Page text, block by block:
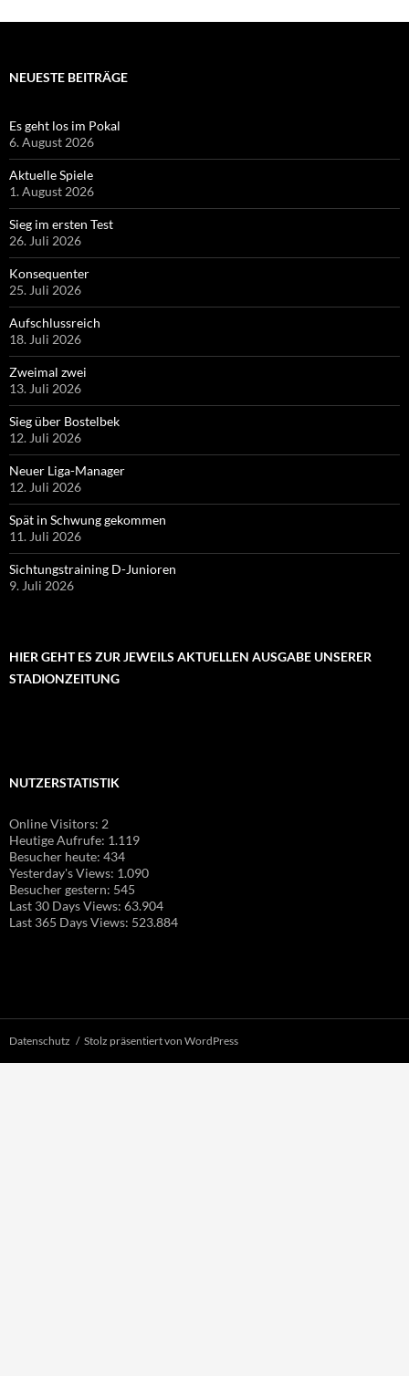
NEUESTE BEITRÄGE
Es geht los im Pokal
6. August 2026
Aktuelle Spiele
1. August 2026
Sieg im ersten Test
26. Juli 2026
Konsequenter
25. Juli 2026
Aufschlussreich
18. Juli 2026
Zweimal zwei
13. Juli 2026
Sieg über Bostelbek
12. Juli 2026
Neuer Liga-Manager
12. Juli 2026
Spät in Schwung gekommen
11. Juli 2026
Sichtungstraining D-Junioren
9. Juli 2026
HIER GEHT ES ZUR JEWEILS AKTUELLEN AUSGABE UNSERER
STADIONZEITUNG
NUTZERSTATISTIK
Online Visitors: 2
Heutige Aufrufe: 1.119
Besucher heute: 434
Yesterday's Views: 1.090
Besucher gestern: 545
Last 30 Days Views: 63.904
Last 365 Days Views: 523.884
Datenschutz Stolz präsentiert von WordPress